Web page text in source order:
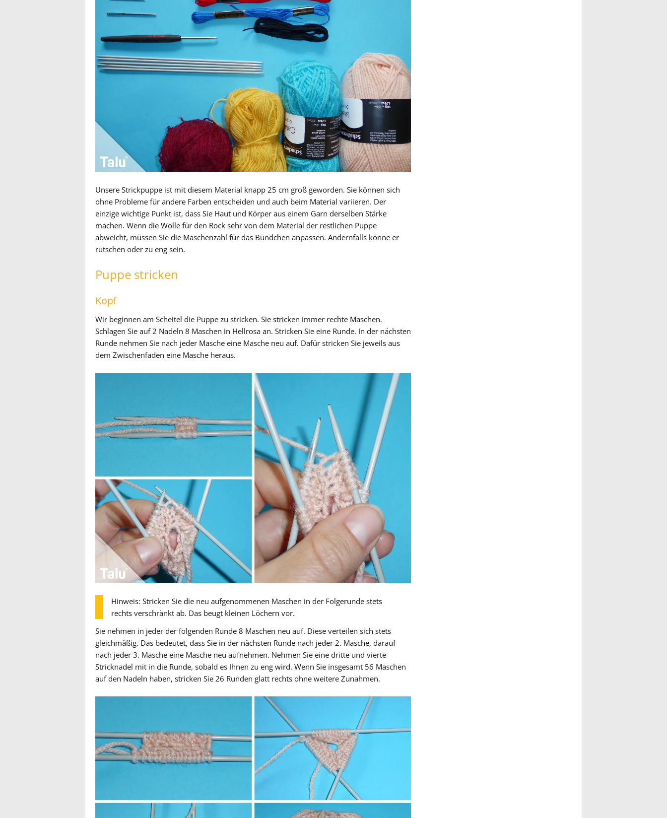
Unsere Strickpuppe ist mit diesem Material knapp 25 cm groß geworden. Sie können sich
ohne Probleme für andere Farben entscheiden und auch beim Material variieren. Der
einzige wichtige Punkt ist, dass Sie Haut und Körper aus einem Garn derselben Stärke
machen. Wenn die Wolle für den Rock sehr von dem Material der restlichen Puppe
abweicht, müssen Sie die Maschenzahl für das Bündchen anpassen. Andernfalls könne er
rutschen oder zu eng sein.
Puppe stricken
Kopf
Wir beginnen am Scheitel die Puppe zu stricken. Sie stricken immer rechte Maschen.
Schlagen Sie auf 2 Nadeln 8 Maschen in Hellrosa an. Stricken Sie eine Runde. In der nächsten
Runde nehmen Sie nach jeder Masche eine Masche neu auf. Dafür stricken Sie jeweils aus
dem Zwischenfaden eine Masche heraus.
Hinweis: Stricken Sie die neu aufgenommenen Maschen in der Folgerunde stets
rechts verschränkt ab. Das beugt kleinen Löchern vor.
Sie nehmen in jeder der folgenden Runde 8 Maschen neu auf. Diese verteilen sich stets
gleichmäßig. Das bedeutet, dass Sie in der nächsten Runde nach jeder 2. Masche, darauf
nach jeder 3. Masche eine Masche neu aufnehmen. Nehmen Sie eine dritte und vierte
Stricknadel mit in die Runde, sobald es Ihnen zu eng wird. Wenn Sie insgesamt 56 Maschen
auf den Nadeln haben, stricken Sie 26 Runden glatt rechts ohne weitere Zunahmen.